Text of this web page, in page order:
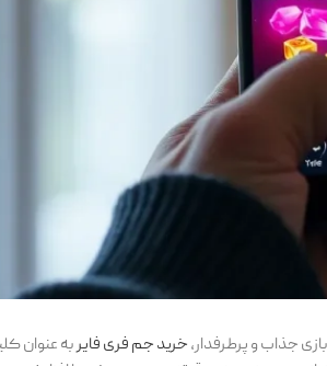
جذاب و پرطرفدار،خرید جم فری فایربه عنوان